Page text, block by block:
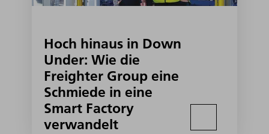
Hoch hinaus in Down
Under: Wie die
Freighter Group eine
Schmiede in eine
Smart Factory
verwandelt